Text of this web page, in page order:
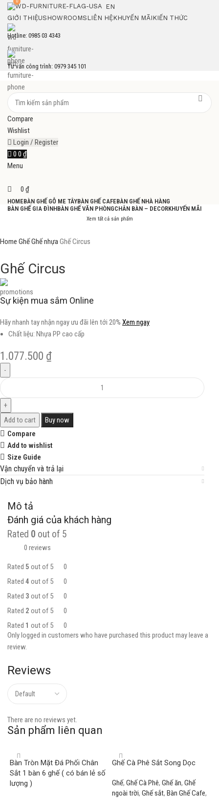
EN
GIỚI THIỆUSHOWROOMS LIÊN HỆKHUYẾN MÃI KIẾN THỨC
Hotline: 0985 03 4343
Tư vấn công trình: 0979 345 101
Compare
Wishlist
Login / Register
0 0 ₫
Menu
0
0 ₫
HOMEBÀN GHẾ GỖ ME TÂYBÀN GHẾ CAFEBÀN GHẾ NHÀ HÀNG
BÀN GHẾ GIA ĐÌNHBÀN GHẾ VĂN PHÒNGCHÂN BÀN – DECORKHUYẾN MÃI
Xem tất cả sản phẩm
HomeGhếGhế nhựaGhế Circus
Ghế Circus
Sự kiện mua sắm Online
Hãy nhanh tay nhận ngay ưu đãi lên tới 20%Xem ngay
Chất liệu: Nhựa PP cao cấp
1.077.500 ₫
Add to cart
Buy now
Compare
Add to wishlist
Size Guide
Vận chuyển và trả lại
Dịch vụ bảo hành
Mô tả
Đánh giá của khách hàng
Rated 0 out of 5
0 reviews
Rated 5 out of 5
0
Rated 4 out of 5
0
Rated 3 out of 5
0
Rated 2 out of 5
0
Rated 1 out of 5 0
Reviews
There are no reviews yet.
Only logged in customers who have purchased this product may leave a
review.
Sản phẩm liên quan
Bàn Tròn Mặt Đá Phối Chân
Sắt 1 bàn 6 ghế ( có bán lẻ số
lượng )
Ghế Cà Phê Sắt Song Dọc
Ghế, Ghế Cà Phê, Ghế ăn, Ghế
ngoài trời, Ghế sắt, Bàn Ghế Cafe,